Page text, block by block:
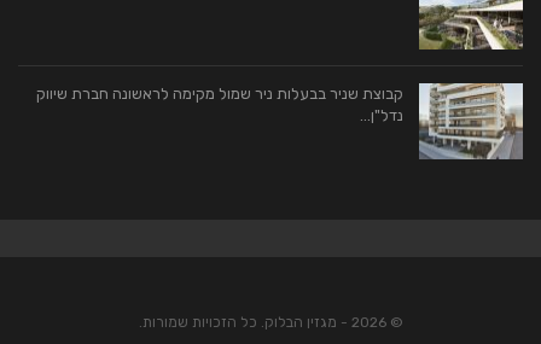
קבוצת שניר בבעלות ניר שמול מקימה לראשונה חברת שיווק
נדל"ן…
© 2026 - מגזין הבלוק. כל הזכויות שמורות.